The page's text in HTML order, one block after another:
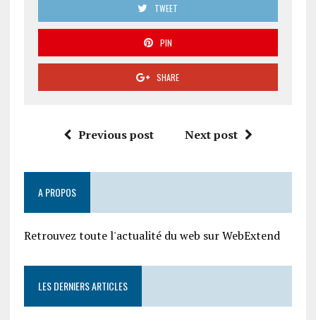
TWEET
PIN
SHARE
Previous post Next post
A PROPOS
Retrouvez toute l'actualité du web sur WebExtend
LES DERNIERS ARTICLES